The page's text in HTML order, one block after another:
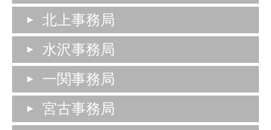
北上事務局
水沢事務局
一関事務局
宮古事務局